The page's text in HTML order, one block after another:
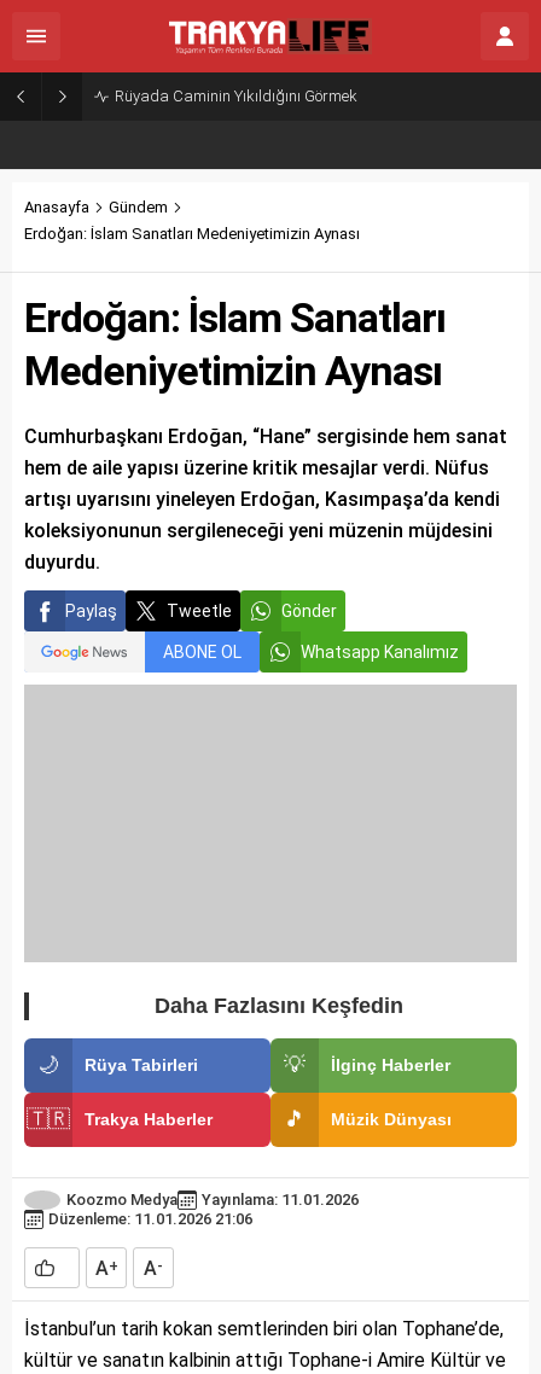
Rüyada Caminin Yıkıldığını Görmek
Anasayfa
Gündem
Erdoğan: İslam Sanatları Medeniyetimizin Aynası
Erdoğan: İslam Sanatları
Medeniyetimizin Aynası
Cumhurbaşkanı Erdoğan, “Hane” sergisinde hem sanat
hem de aile yapısı üzerine kritik mesajlar verdi. Nüfus
artışı uyarısını yineleyen Erdoğan, Kasımpaşa’da kendi
koleksiyonunun sergileneceği yeni müzenin müjdesini
duyurdu.
Paylaş Tweetle Gönder
ABONE OL Whatsapp Kanalımız
Daha Fazlasını Keşfedin
🌙 Rüya Tabirleri 💡 İlginç Haberler
🇹🇷 Trakya Haberler 🎵 Müzik Dünyası
Koozmo Medya
Yayınlama: 11.01.2026
Düzenleme: 11.01.2026 21:06
A+ A-
İstanbul’un tarih kokan semtlerinden biri olan Tophane’de,
kültür ve sanatın kalbinin attığı Tophane-i Amire Kültür ve